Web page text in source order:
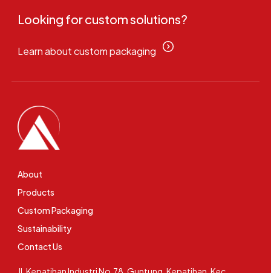
Looking for custom solutions?
Learn about custom packaging
About
Products
Custom Packaging
Sustainability
Contact Us